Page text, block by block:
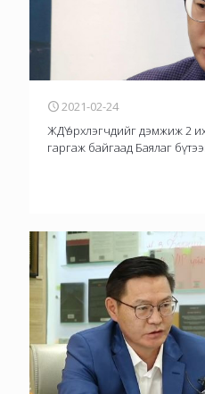
2021-02-24
ЖДҮ эрхлэгчдийг дэмжиж 2
гаргаж байгаад Баялаг